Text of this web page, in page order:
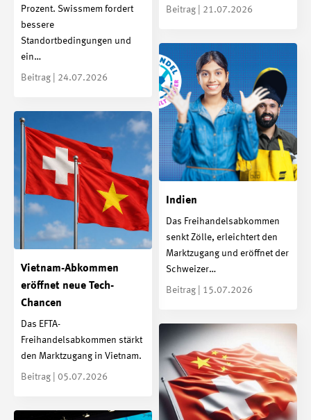
Prozent. Swissmem fordert
bessere
Standortbedingungen und
ein…
Beitrag | 24.07.2026
Beitrag | 21.07.2026
Indien
Das Freihandelsabkommen
senkt Zölle, erleichtert den
Marktzugang und eröffnet der
Schweizer…
Beitrag | 15.07.2026
Vietnam-Abkommen
eröffnet neue Tech-
Chancen
Das EFTA-
Freihandelsabkommen stärkt
den Marktzugang in Vietnam.
Beitrag | 05.07.2026